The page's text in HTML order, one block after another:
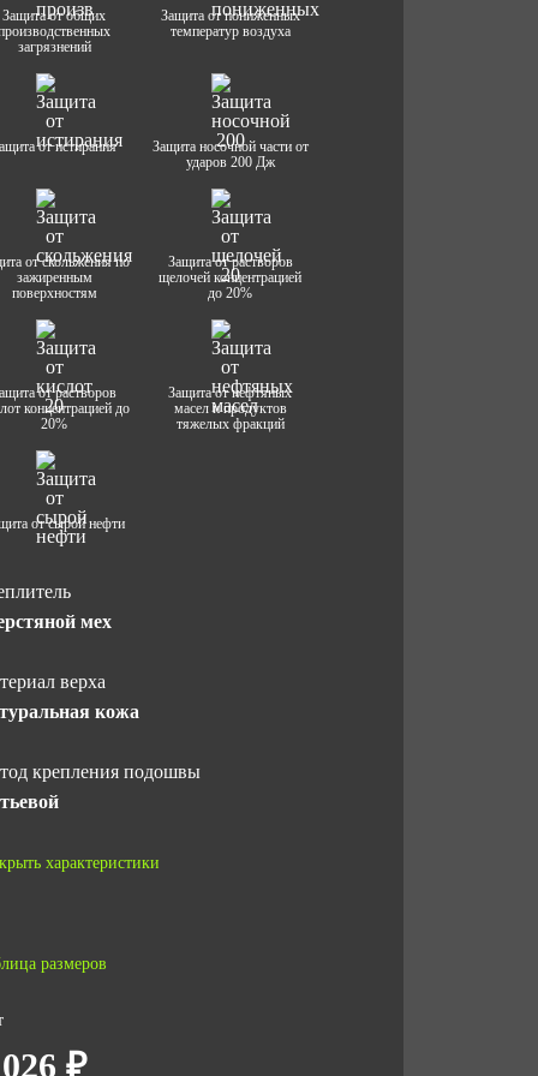
Защита от общих
загрязнений
Защита от пониженных
температур воздуха
от истирания
Защита носочной части от
ударов 200 Дж
от скольжения по
зажиренным
поверхностям
Защита от растворов
щелочей концентрацией
до 20%
от растворов
концентрацией до
20%
Защита от нефтяных
масел и продуктов
тяжелых фракций
от сырой нефти
мех
верха
кожа
крепления подошвы
12.4.137-2001
характеристики
размеров
₽